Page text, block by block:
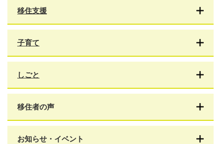
移住支援
子育て
しごと
移住者の声
お知らせ・イベント